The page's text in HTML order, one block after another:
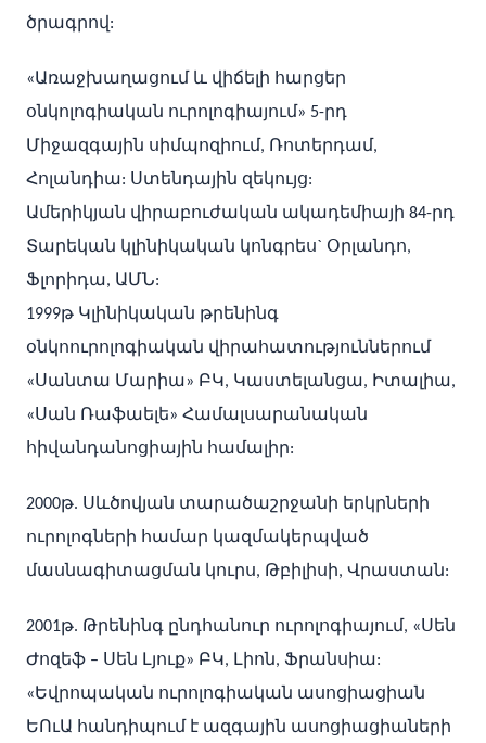
ծրագրով:
«Առաջխաղացում և վիճելի հարցեր
օնկոլոգիական ուրոլոգիայում» 5-րդ
Միջազգային սիմպոզիում, Ռոտերդամ,
Հոլանդիա: Ստենդային զեկույց:
Ամերիկյան վիրաբուժական ակադեմիայի 84-րդ
Տարեկան կլինիկական կոնգրես` Օրլանդո,
Ֆլորիդա, ԱՄՆ:
1999թ Կլինիկական թրենինգ
օնկոուրոլոգիական վիրահատություններում
«Սանտա Մարիա» ԲԿ, Կաստելանցա, Իտալիա,
«Սան Ռաֆաելե» Համալսարանական
հիվանդանոցիային համալիր:
2000թ. Սևծովյան տարածաշրջանի երկրների
ուրոլոգների համար կազմակերպված
մասնագիտացման կուրս, Թբիլիսի, Վրաստան:
2001թ. Թրենինգ ընդհանուր ուրոլոգիայում, «Սեն
Ժոզեֆ – Սեն Լյուք» ԲԿ, Լիոն, Ֆրանսիա:
«Եվրոպական ուրոլոգիական ասոցիացիան
ԵՈւԱ հանդիպում է ազգային ասոցիացիաների